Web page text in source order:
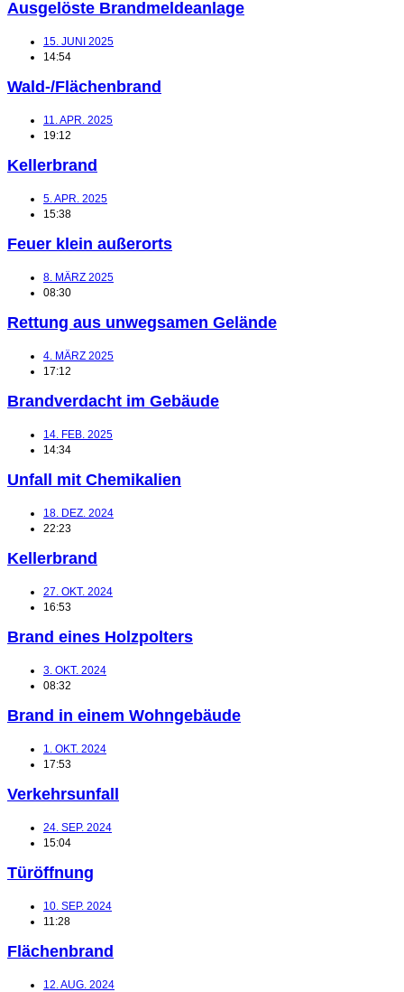
Ausgelöste Brandmeldeanlage
15. JUNI 2025
14:54
Wald-/Flächenbrand
11. APR. 2025
19:12
Kellerbrand
5. APR. 2025
15:38
Feuer klein außerorts
8. MÄRZ 2025
08:30
Rettung aus unwegsamen Gelände
4. MÄRZ 2025
17:12
Brandverdacht im Gebäude
14. FEB. 2025
14:34
Unfall mit Chemikalien
18. DEZ. 2024
22:23
Kellerbrand
27. OKT. 2024
16:53
Brand eines Holzpolters
3. OKT. 2024
08:32
Brand in einem Wohngebäude
1. OKT. 2024
17:53
Verkehrsunfall
24. SEP. 2024
15:04
Türöffnung
10. SEP. 2024
11:28
Flächenbrand
12. AUG. 2024